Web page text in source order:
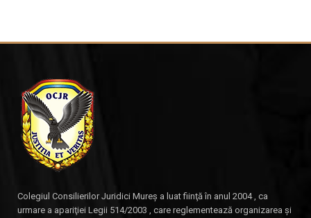
Colegiul Consilierilor Juridici Mureş a luat fiinţă în anul 2004 , ca
urmare a apariţiei Legii 514/2003 , care reglementează organizarea şi